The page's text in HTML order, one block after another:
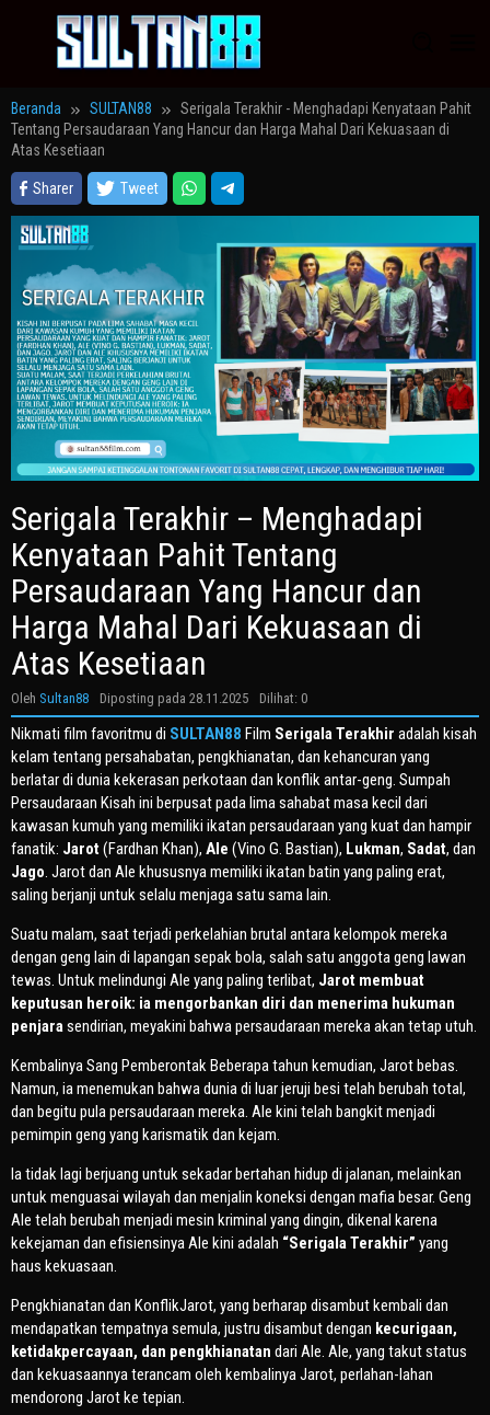
Beranda SULTAN88
Serigala Terakhir - Menghadapi Kenyataan Pahit
Tentang Persaudaraan Yang Hancur dan Harga Mahal Dari Kekuasaan di
Atas Kesetiaan
Sharer Tweet
Serigala Terakhir – Menghadapi
Kenyataan Pahit Tentang
Persaudaraan Yang Hancur dan
Harga Mahal Dari Kekuasaan di
Atas Kesetiaan
Oleh Sultan88 Diposting pada 28.11.2025 Dilihat: 0
Nikmati film favoritmu di SULTAN88 Film Serigala Terakhir adalah kisah
kelam tentang persahabatan, pengkhianatan, dan kehancuran yang
berlatar di dunia kekerasan perkotaan dan konflik antar-geng. Sumpah
Persaudaraan Kisah ini berpusat pada lima sahabat masa kecil dari
kawasan kumuh yang memiliki ikatan persaudaraan yang kuat dan hampir
fanatik: Jarot(Fardhan Khan), Ale (Vino G. Bastian), Lukman, Sadat, dan
Jago . Jarot dan Ale khususnya memiliki ikatan batin yang paling erat,
saling berjanji untuk selalu menjaga satu sama lain.
Suatu malam, saat terjadi perkelahian brutal antara kelompok mereka
dengan geng lain di lapangan sepak bola, salah satu anggota geng lawan
tewas. Untuk melindungi Ale yang paling terlibat, Jarot membuat
keputusan heroik: ia mengorbankan diri dan menerima hukuman
penjara sendirian, meyakini bahwa persaudaraan mereka akan tetap utuh.
Kembalinya Sang Pemberontak Beberapa tahun kemudian, Jarot bebas.
Namun, ia menemukan bahwa dunia di luar jeruji besi telah berubah total,
dan begitu pula persaudaraan mereka. Ale kini telah bangkit menjadi
pemimpin geng yang karismatik dan kejam.
Ia tidak lagi berjuang untuk sekadar bertahan hidup di jalanan, melainkan
untuk menguasai wilayah dan menjalin koneksi dengan mafia besar. Geng
Ale telah berubah menjadi mesin kriminal yang dingin, dikenal karena
kekejaman dan efisiensinya Ale kini adalah “Serigala Terakhir” yang
haus kekuasaan.
Pengkhianatan dan KonflikJarot, yang berharap disambut kembali dan
mendapatkan tempatnya semula, justru disambut dengan kecurigaan,
ketidakpercayaan, dan pengkhianatan dari Ale. Ale, yang takut status
dan kekuasaannya terancam oleh kembalinya Jarot, perlahan-lahan
mendorong Jarot ke tepian.